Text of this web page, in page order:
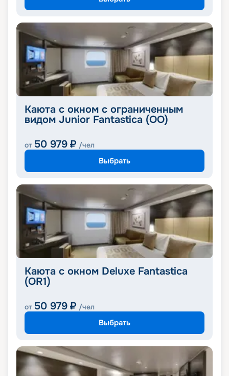
Каюта с окном с ограниченным
видом Junior Fantastica (OO)
от 50 979 ₽ /чел
Выбрать
Каюта с окном Deluxe Fantastica
(OR1)
от 50 979 ₽ /чел
Выбрать